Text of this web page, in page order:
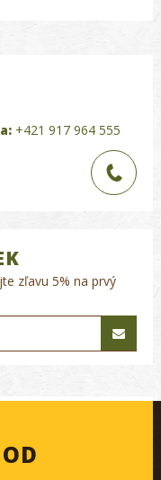
+421 917 964 555
zľavu 5% na prvý